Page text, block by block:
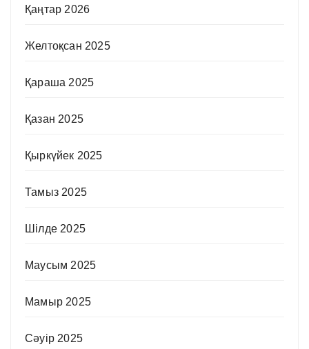
Қаңтар 2026
Желтоқсан 2025
Қараша 2025
Қазан 2025
Қыркүйек 2025
Тамыз 2025
Шілде 2025
Маусым 2025
Мамыр 2025
Сәуір 2025